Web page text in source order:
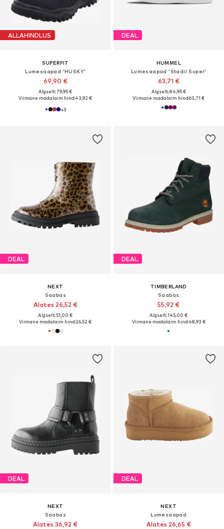
ALLAHINDLUS
SUPERFIT
Lumesaapad 'HUSKY'
69,90 €
Algselt: 79,95 €
Viimane madalaim hind:43,92 €
+3
DEAL
HUMMEL
Lumesaapad 'Stadil Super'
63,71 €
Algselt: 84,95 €
Viimane madalaim hind:63,71 €
DEAL
NEXT
Saabas
Alates 26,52 €
Algselt: 51,00 €
Viimane madalaim hind:26,52 €
DEAL
TIMBERLAND
Saabas
55,92 €
Algselt: 145,00 €
Viimane madalaim hind:48,93 €
DEAL
NEXT
Saabas
Alates 36,92 €
DEAL
NEXT
Lumesaapad
Alates 26,65 €